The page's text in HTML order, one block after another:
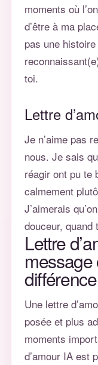
moments où
d’être à ma
pas une
toi.
Lettre
Je n’aime pas
nous. Je sais
réagir ont pu te
calmement
J’aimerais
douceur,
Lettre
message
Une lettre
posée et plus
moments
d’amour IA est